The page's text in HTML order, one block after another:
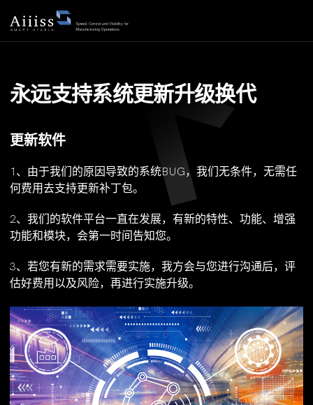
永远支持系统更新升级换代
更新软件
1、由于我们的原因导致的系统BUG，我们无条件，无需任
何费用去支持更新补丁包。
2、我们的软件平台一直在发展，有新的特性、功能、增强
功能和模块，会第一时间告知您。
3、若您有新的需求需要实施，我方会与您进行沟通后，评
估好费用以及风险，再进行实施升级。